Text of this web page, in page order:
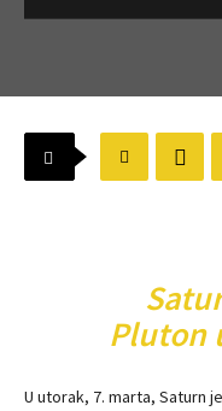
Pluton
U utorak, 7. marta, Saturn